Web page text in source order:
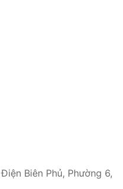
Điện Biên Phủ, Phường 6,